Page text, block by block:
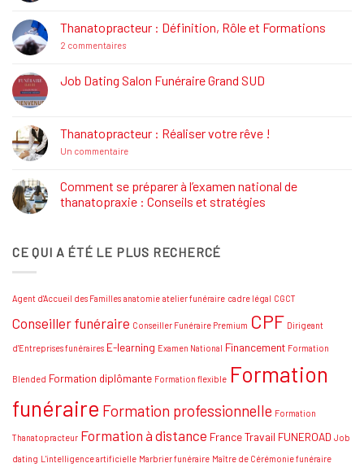
La
Réglementation
Funéraire
Thanatopracteur : Définition, Rôle et Formations
2 commentairessur
Définition,
Rôle
Job Dating Salon Funéraire Grand SUD
Job
Dating
Salon
SUD
Thanatopracteur : Réaliser votre rêve !
Un commentairesur
Réaliser
votre
rêve
Comment se préparer à l’examen national de
thanatopraxie : Conseils et stratégies
Comment
se
national
thanatopraxie
Conseils
CE QUI A ÉTÉ LE PLUS RECHERCÉ
Agent d'Accueil des Familles anatomie atelier funéraire cadre légal CGCT
Conseiller funéraire Conseiller Funéraire Premium CPF Dirigeant
d'Entreprises funéraires E-learning Examen National Financement Formation
Blended Formation diplômante Formation flexible Formation
funéraire Formation professionnelle Formation
Thanatopracteur Formation à distance France Travail FUNEROAD Job
dating L'intelligence artificielle Marbrier funéraire Maître de Cérémonie funéraire